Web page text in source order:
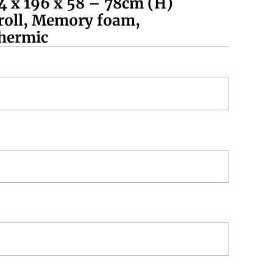
Memory foam,